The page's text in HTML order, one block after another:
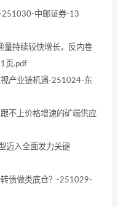
251030-中邮证券-13
持续较快增长，反内卷
页.pdf
产业链机遇-251024-东
不上价格增速的矿端供应
迈入全面发力关键
债做类底仓？-251029-